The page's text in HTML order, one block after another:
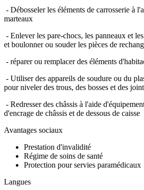
- Débosseler les éléments de carrosserie à
marteaux
- Enlever les pare-chocs, les panneaux et
et boulonner ou souder les pièces de
- réparer ou remplacer des éléments
- Utiliser des appareils de soudure ou du
pour niveler des trous, des bosses et des
- Redresser des châssis à l'aide
d'encrage de châssis et de dessous de caisse
Avantages sociaux
Prestation d'invalidité
Régime de soins de santé
Protection pour servies paramédicaux
Langues